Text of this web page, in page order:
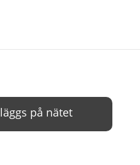
på nätet